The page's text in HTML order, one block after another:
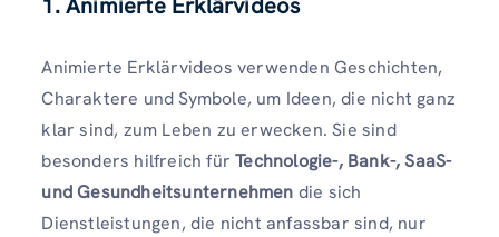
1. Animierte Erklärvideos
Animierte Erklärvideos verwenden Geschichten,
Charaktere und Symbole, um Ideen, die nicht ganz
klar sind, zum Leben zu erwecken. Sie sind
besonders hilfreich fürTechnologie-, Bank-, SaaS-
und Gesundheitsunternehmen die sich
Dienstleistungen, die nicht anfassbar sind, nur